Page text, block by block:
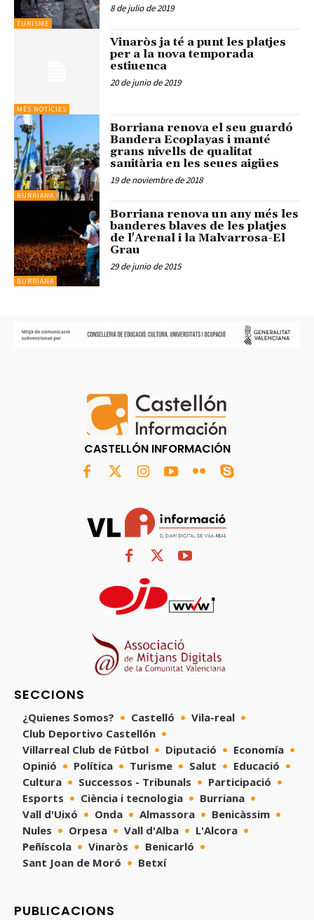
TURISME
8 de julio de 2019
MÉS NOTÍCIES
Vinaròs ja té a punt les platjes
per a la nova temporada
estiuenca
20 de junio de 2019
BURRIANA
Borriana renova el seu guardó
Bandera Ecoplayas i manté
grans nivells de qualitat
sanitària en les seues aigües
19 de noviembre de 2018
BURRIANA
Borriana renova un any més les
banderes blaves de les platjes
de l'Arenal i la Malvarrosa-El
Grau
29 de junio de 2015
CASTELLÓN INFORMACIÓN
SECCIONS
¿Quienes Somos? Castelló
Vila-real
Club Deportivo Castellón
Villarreal Club de Fútbol
Diputació
Economía
Opinió
Política Turisme Salut
Educació
Cultura
Successos - Tribunals
Participació
Esports
Ciència i tecnologia
Burriana
Vall d'Uixó
Onda Almassora
Benicàssim
Nules
Orpesa Vall d'Alba
L'Alcora
Peñíscola
Vinaròs
Benicarló
Sant Joan de Moró
Betxí
PUBLICACIONS